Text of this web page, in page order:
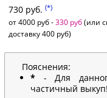
730 руб. (*)
от 4000 руб -330 руб(или
доставку 400 руб)
Пояснения:
* - Для
частичный выкуп!